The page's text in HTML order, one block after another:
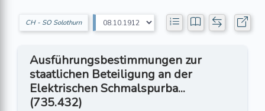
CH - SO Solothurn
Ausführungsbestimmungen zur
staatlichen Beteiligung an der
Elektrischen Schmalspurba...
(735.432)